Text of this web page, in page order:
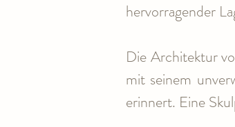
hervorragender
Die Architektur
mit seinem
erinnert. Eine